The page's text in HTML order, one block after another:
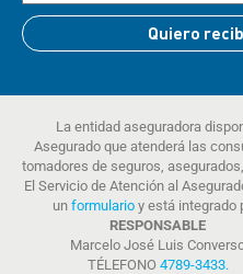
Quiero
La entidad aseguradora
Asegurado que atenderá las
tomadores de seguros,
El Servicio de Atención al
un formulario y está integrado
RESPONSABLE
Marcelo José Luis
TÉLEFONO 4789-3433.